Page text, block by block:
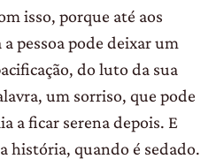
isso, porque até aos
pessoa pode deixar um
do luto da sua
um sorriso, que pode
a ficar serena depois. E
história, quando é sedado.